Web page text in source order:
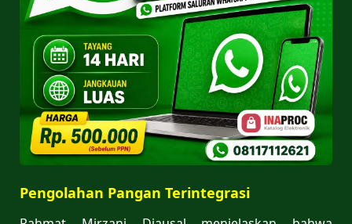
Pengolahan Pangan Terintegrasi